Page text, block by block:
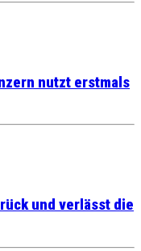
nutzt erstmals
und verlässt die